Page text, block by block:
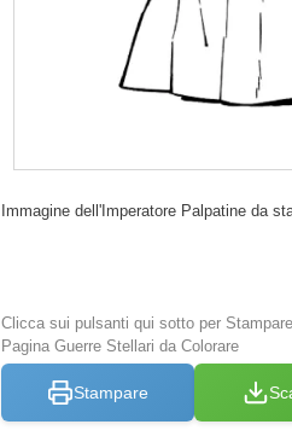
Immagine dell'Imperatore Palpatine da
Clicca sui pulsanti qui sotto per
Pagina Guerre Stellari da Colorare
Stampare